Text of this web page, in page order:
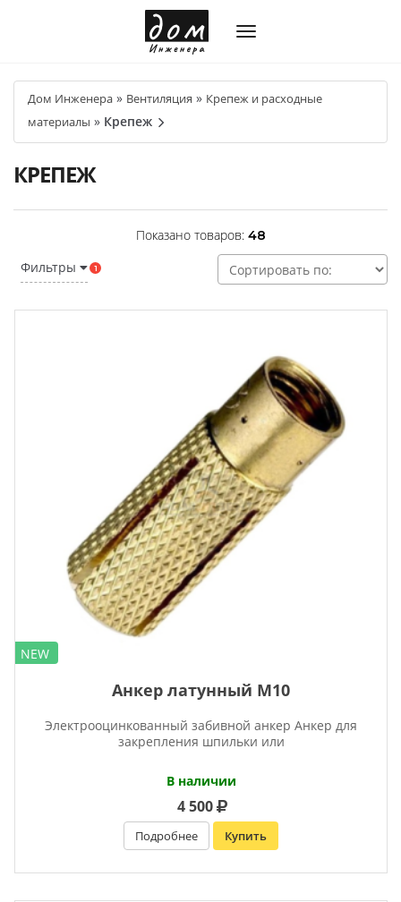
Дом Инженера » Вентиляция » Крепеж и расходные
материалы » Крепеж
КРЕПЕЖ
Показано товаров: 48
Фильтры 1
NEW
Анкер латунный М10
Электрооцинкованный забивной анкер Анкер для
закрепления шпильки или
В наличии
4 500
Подробнее Купить